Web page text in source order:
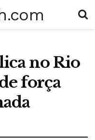
no Rio
força